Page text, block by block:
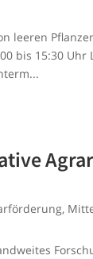
leeren
bis 15:30 Uhr
,